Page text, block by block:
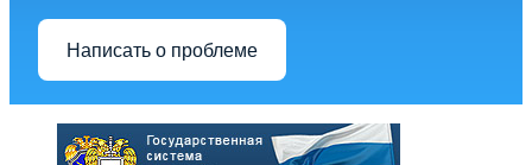
Написать о проблеме